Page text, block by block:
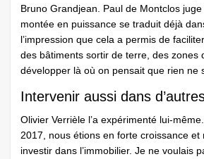
Bruno Grandjean. Paul de Montclos
montée en puissance se traduit déjà
l’impression que cela a permis de
des bâtiments sortir de terre, des zones
développer là où on pensait que rien ne
Intervenir aussi dans
Olivier Verrièle l’a expérimenté lui-
2017, nous étions en forte croissance et
investir dans l’immobilier. Je ne voulais